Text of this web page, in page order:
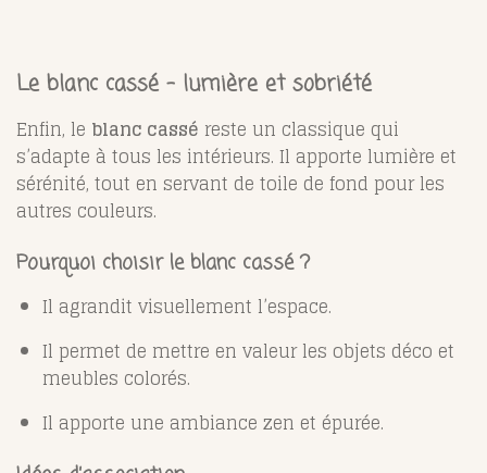
Le blanc cassé – lumière et sobriété
Enfin, le blanc cassé reste un classique qui
s’adapte à tous les intérieurs. Il apporte lumière et
sérénité, tout en servant de toile de fond pour les
autres couleurs.
Pourquoi choisir le blanc cassé ?
Il agrandit visuellement l’espace.
Il permet de mettre en valeur les objets déco et
meubles colorés.
Il apporte une ambiance zen et épurée.